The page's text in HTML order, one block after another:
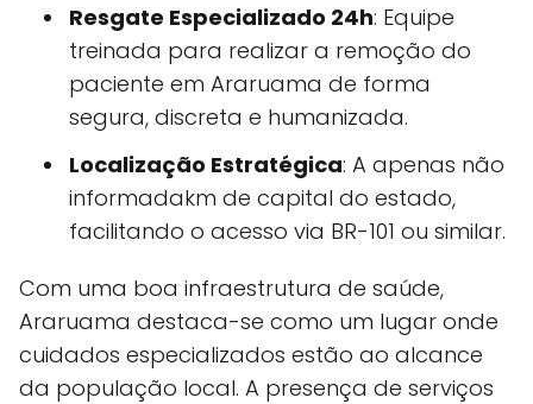
Resgate Especializado 24h: Equipe
treinada para realizar a remoção do
paciente em Araruama de forma
segura, discreta e humanizada.
Localização Estratégica: A apenas não
informadakm de capital do estado,
facilitando o acesso via BR-101 ou similar.
Com uma boa infraestrutura de saúde,
Araruama destaca-se como um lugar onde
cuidados especializados estão ao alcance
da população local. A presença de serviços